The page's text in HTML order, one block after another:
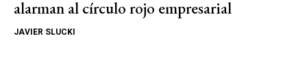
alarman al círculo rojo empresarial
JAVIER SLUCKI